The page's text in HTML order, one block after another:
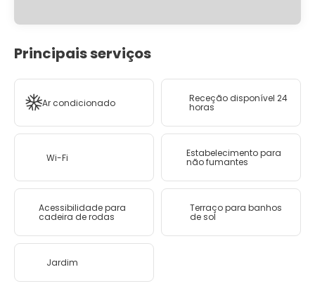
Principais serviços
Ar condicionado Receção disponível 24
horas
Wi-Fi Estabelecimento para
não fumantes
Acessibilidade para
cadeira de rodas
Terraço para banhos
de sol
Jardim